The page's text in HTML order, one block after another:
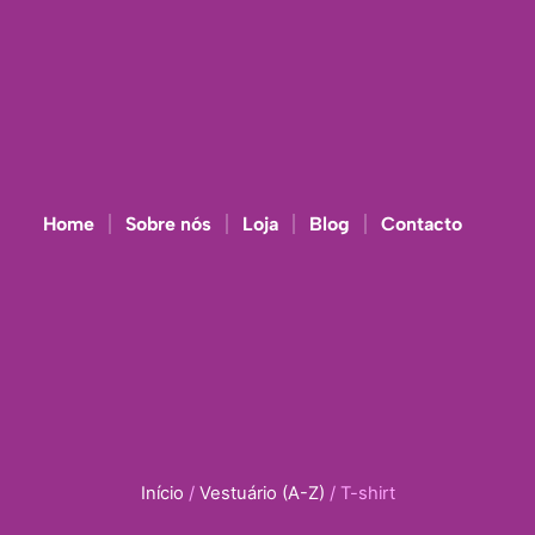
Home Sobre nós Loja Blog Contacto
Início / Vestuário (A-Z) / T-shirt